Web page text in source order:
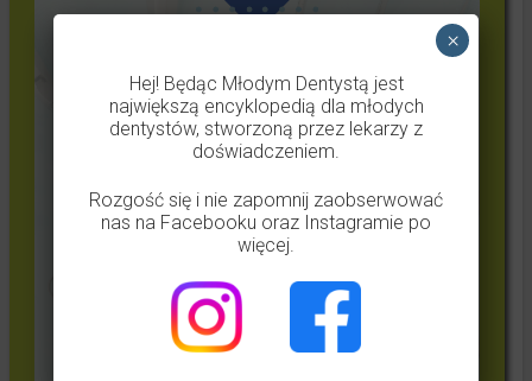
Hej! Będąc Młodym Dentystą jest
największą encyklopedią dla młodych
dentystów, stworzoną przez lekarzy z
doświadczeniem.
Rozgość się i nie zapomnij zaobserwować
nas na Facebooku oraz Instagramie po
więcej.
×